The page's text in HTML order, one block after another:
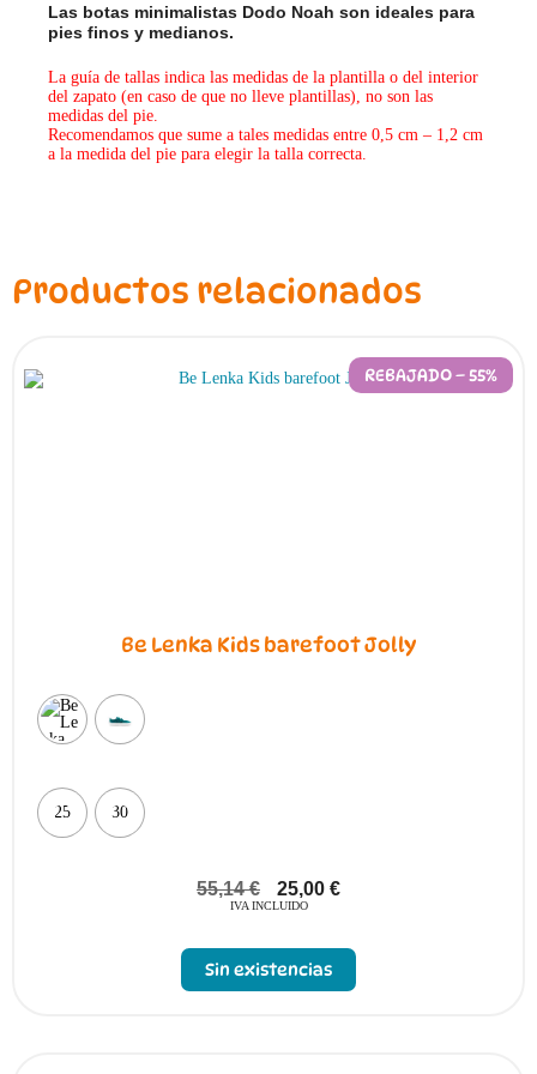
Las botas minimalistas Dodo Noah son ideales para
pies finos y medianos.
La guía de tallas indica las medidas de la plantilla o del interior
del zapato (en caso de que no lleve plantillas), no son las
medidas del pie.
Recomendamos que sume a tales medidas entre 0,5 cm – 1,2 cm
a la medida del pie para elegir la talla correcta.
Productos relacionados
REBAJADO – 55%
Be Lenka Kids barefoot Jolly
25 30
55,14€ 25,00 €
IVA INCLUIDO
Sin existencias